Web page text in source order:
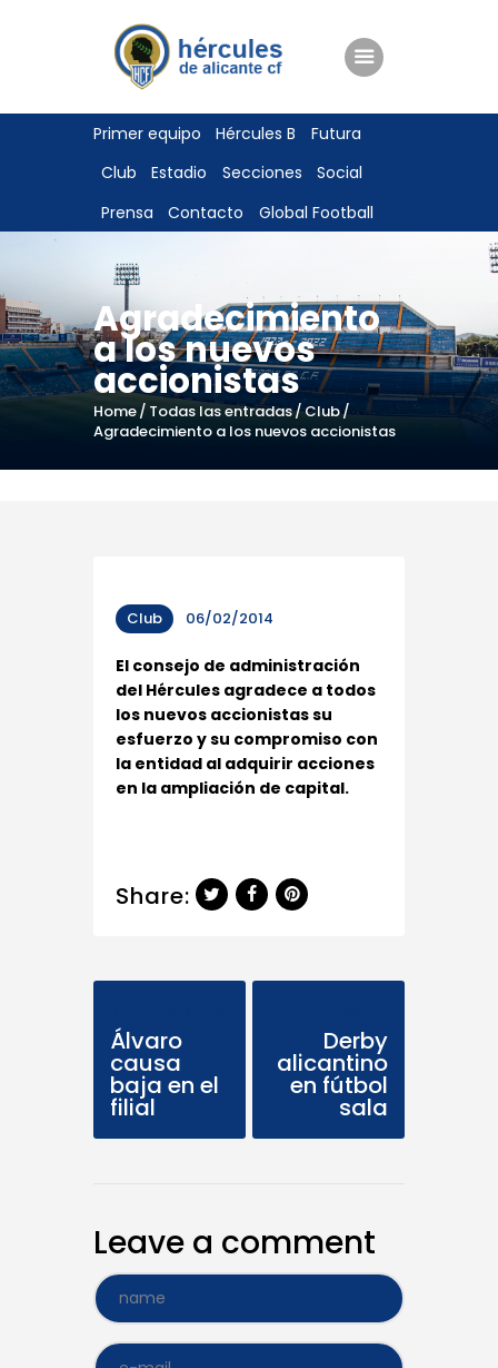
Primer equipo Hércules B
Futura
Club
Estadio Secciones
Social
Prensa
Contacto Global Football
Agradecimiento
a los nuevos
accionistas
Home Todas las entradas Club
Agradecimiento a los nuevos accionistas
ENTRADAS
TIENDA
HÉRCULESCF100
Club 06/02/2014
El consejo de administración
del Hércules agradece a todos
los nuevos accionistas su
esfuerzo y su compromiso con
la entidad al adquirir acciones
en la ampliación de capital.
Share:
Álvaro
causa
baja en el
filial
Derby
alicantino
en fútbol
sala
Leave a comment